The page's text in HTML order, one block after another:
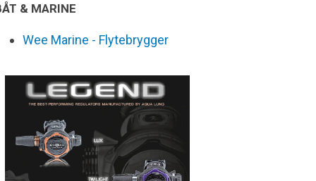
& MARINE
Wee Marine - Flytebrygger